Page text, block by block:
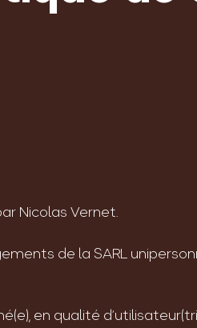
Nicolas Vernet.
de la SARL
en qualité